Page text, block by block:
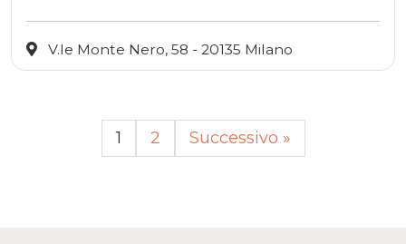
V.le Monte Nero, 58 - 20135 Milano
1 2 Successivo »